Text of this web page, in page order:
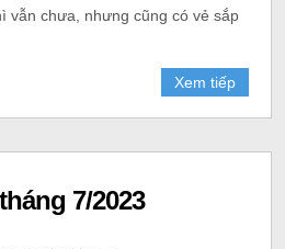
vẫn chưa, nhưng cũng có vẻ sắp
Xem tiếp
7/2023